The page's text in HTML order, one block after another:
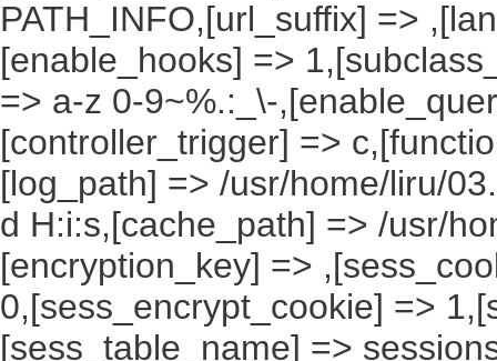
PATH_INFO,[url_suffix] =>
[enable_hooks] =>
=> a-z 0-9~%.:_\-
[controller_trigger] =>
[log_path] => /usr/home/liru/
d H:i:s,[cache_path] => /usr/
[encryption_key] =>
0,[sess_encrypt_cookie] =>
[sess_table_name] =>